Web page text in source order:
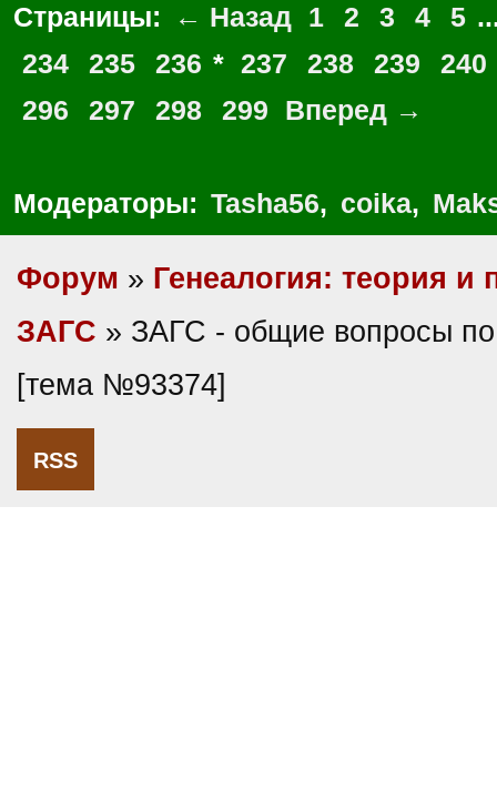
Страницы: ← Назад 1 2 3 4 5
234
235 236 * 237 238 239 240
296
297 298 299 Вперед →
Модераторы: Tasha56, coika,
Форум » Генеалогия: теория и
ЗАГС » ЗАГС - общие вопросы по
[тема №93374]
RSS